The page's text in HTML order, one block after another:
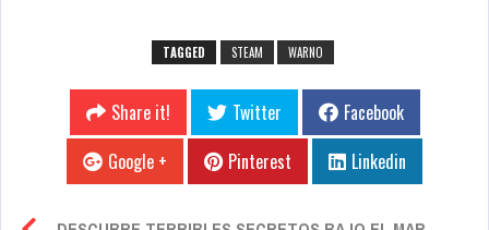
TAGGED STEAM WARNO
Share it! Twitter
Facebook
Google +
Pinterest Linkedin